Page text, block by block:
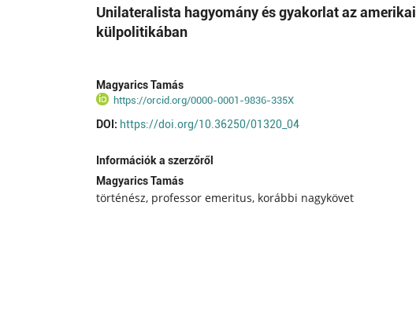
Unilateralista hagyomány és gyakorlat az amerikai
külpolitikában
Magyarics Tamás
https://orcid.org/0000-0001-9836-335X
DOI: https://doi.org/10.36250/01320_04
Információk a szerzőről
Magyarics Tamás
történész, professor emeritus, korábbi nagykövet